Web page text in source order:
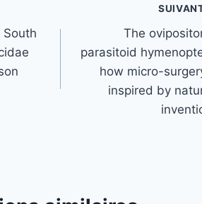
The
parasitoid
how micro-
inspired by